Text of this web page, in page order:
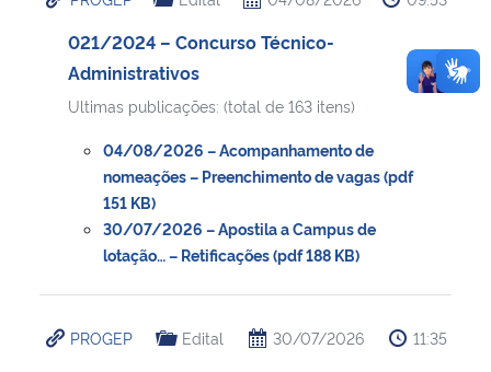
021/2024 – Concurso Técnico-
Administrativos
Ultimas publicações: (total de 163 itens)
04/08/2026 – Acompanhamento de
nomeações – Preenchimento de vagas (pdf
151 KB)
30/07/2026 – Apostila a Campus de
lotação… – Retificações (pdf 188 KB)
PROGEP Edital 30/07/2026 11:35